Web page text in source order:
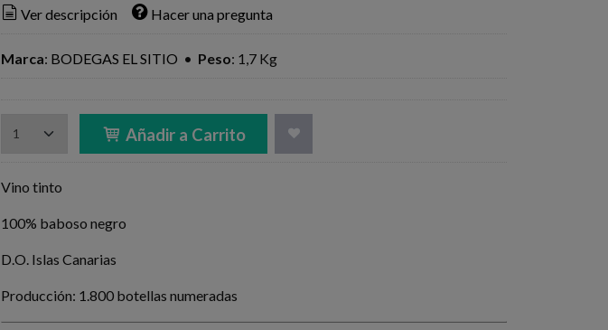
Ver descripción Hacer una pregunta
Marca: BODEGAS EL SITIO • Peso: 1,7 Kg
Añadir a Carrito
Vino tinto
100% baboso negro
D.O. Islas Canarias
Producción: 1.800 botellas numeradas